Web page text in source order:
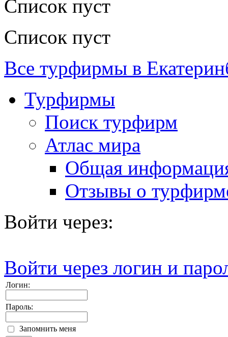
Список пуст
Список пуст
Все турфирмы в
Турфирмы
Поиск турфирм
Атлас мира
Общая
Отзывы о
Войти через:
Войти через логин и
Логин:
Пароль:
Запомнить меня